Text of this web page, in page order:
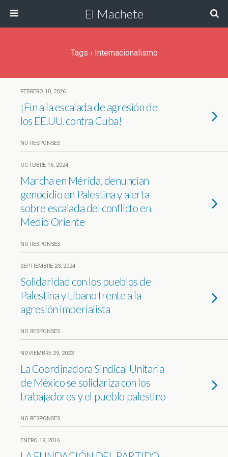
El Machete
Tags › Internacionalismo
FEBRERO 10, 2026
¡Fin a la escalada de agresión de
los EE.UU. contra Cuba!
NO RESPONSES
OCTUBRE 16, 2024
Marcha en Mérida, denuncian
genocidio en Palestina y alerta
sobre escalada del conflicto en
Medio Oriente
NO RESPONSES
SEPTIEMBRE 23, 2024
Solidaridad con los pueblos de
Palestina y Líbano frente a la
agresión imperialista
NO RESPONSES
NOVIEMBRE 29, 2023
La Coordinadora Sindical Unitaria
de México se solidariza con los
trabajadores y el pueblo palestino
NO RESPONSES
ENERO 19, 2016